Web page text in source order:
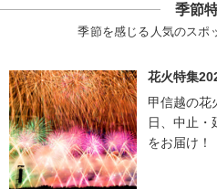
季節
季節を感じる人気のスポ
花火特集
甲信越の花
日、中止・
をお届け！